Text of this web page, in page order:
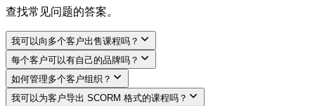
查找常见问题的答案。
我可以向多个客户出售课程吗？
每个客户可以有自己的品牌吗？
如何管理多个客户组织？
我可以为客户导出 SCORM 格式的课程吗？